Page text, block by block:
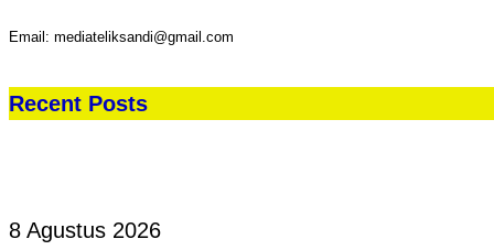
Email: mediateliksandi@gmail.com
Recent Posts
8 Agustus 2026